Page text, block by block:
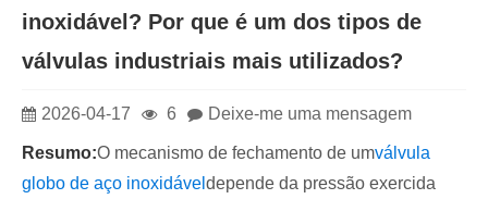
inoxidável? Por que é um dos tipos de
válvulas industriais mais utilizados?
2026-04-17 6 Deixe-me uma mensagem
Resumo:O mecanismo de fechamento de umválvula
globo de aço inoxidável depende da pressão exercida